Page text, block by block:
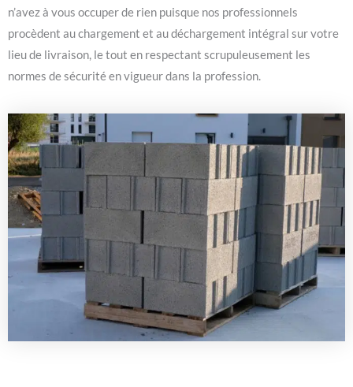
n’avez à vous occuper de rien puisque nos professionnels
procèdent au chargement et au déchargement intégral sur votre
lieu de livraison, le tout en respectant scrupuleusement les
normes de sécurité en vigueur dans la profession.